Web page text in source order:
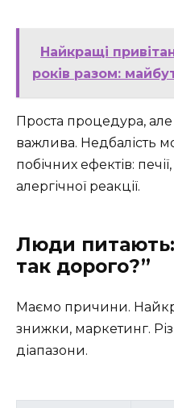
Найкращі
років разом:
Проста процедура,
важлива. Недбалість
побічних ефектів:
алергічної реакції.
Люди питають:
так дорого?”
Маємо причини.
знижки, маркетинг.
діапазони.